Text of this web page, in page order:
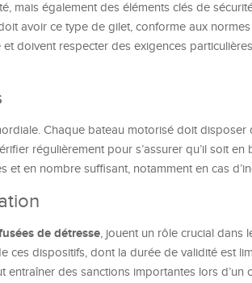
mais également des éléments clés de
avoir ce type de gilet, conforme aux normes
doivent respecter des exigences
Chaque bateau motorisé doit disposer
régulièrement pour s’assurer qu’il soit
et en nombre suffisant, notamment en cas
de détresse, jouent un rôle crucial dans
ces dispositifs, dont la durée de validité est
entraîner des sanctions importantes lors d’un